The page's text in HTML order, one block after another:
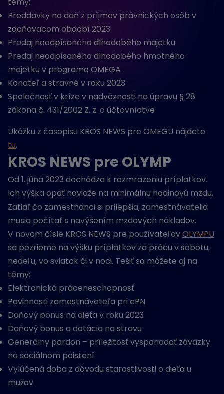
Preddavky na daň z príjmov právnických osôb v
zdaňovacom období 2023
Predaj neodpísaného dlhodobého majetku
Predaj neodpísaného dlhodobého hmotného
majetku v programe OMEGA
Konateľ a stravné v roku 2023
Spoločnosť v kríze v nadväznosti na úpravu § 28
zákona č. 431/2002 Z. z. o účtovníctve
Ukážku z časopisu KROS NEWS pre OMEGU nájdete
tu.
KROS NEWS pre OLYMP
Od 1. júna 2023 dochádza k rozmrazeniu príplatkov.
Ich výška opäť naviaže na minimálnu hodinovú mzdu.
Zatiaľ čo zamestnanci si prilepšia, zamestnávatelia
musia počítať s navýšením mzdových nákladov.
V novom čísle KROS NEWS pre používateľovOLYMPU
sa pozrieme na výšku príplatkov za prácu v sobotu,
nedeľu, vo sviatok či v noci. Tešiť sa môžete aj na
témy:
Elektronická práceneschopnosť
Povinnosti zamestnávateľa pri ePN
Daňový bonus na dieťa v roku 2023
Daňový bonus a dotácia na stravu
Generálny pardon – príležitosť vysporiadať záväzky
na sociálnom poistení
Vylúčená doba z dôvodu starostlivosti o dieťa u
mužov